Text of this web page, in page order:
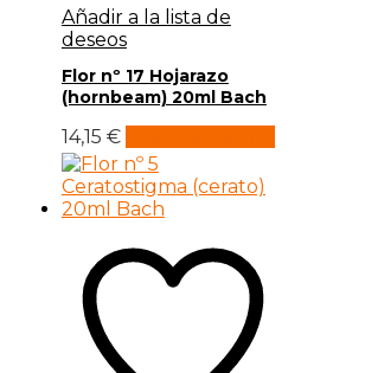
Añadir a la lista de
deseos
Flor nº 17 Hojarazo
(hornbeam) 20ml Bach
14,15 €